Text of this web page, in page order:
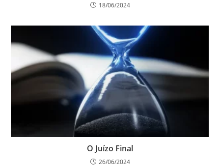
18/06/2024
O Juízo Final
26/06/2024